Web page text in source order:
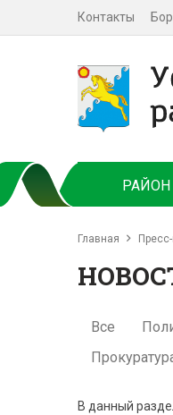
Контакты
РАЙОН
Главная
Все
В данный